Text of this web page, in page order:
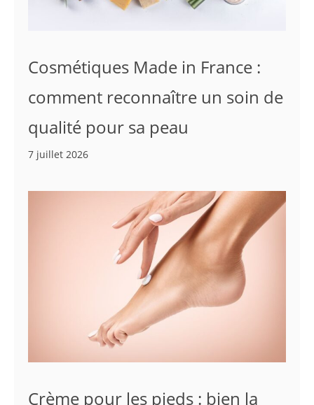
Cosmétiques Made in France :
comment reconnaître un soin de
qualité pour sa peau
7 juillet 2026
Crème pour les pieds : bien la